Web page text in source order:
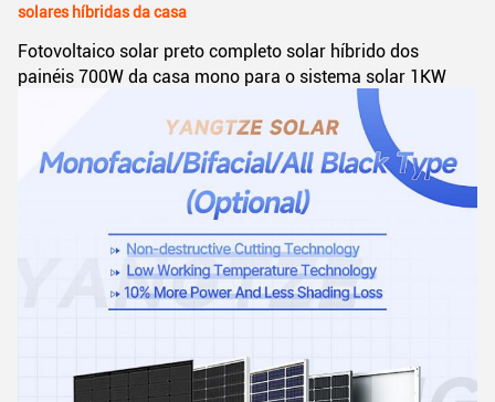
solares híbridas da casa
Fotovoltaico solar preto completo solar híbrido dos
painéis 700W da casa mono para o sistema solar 1KW